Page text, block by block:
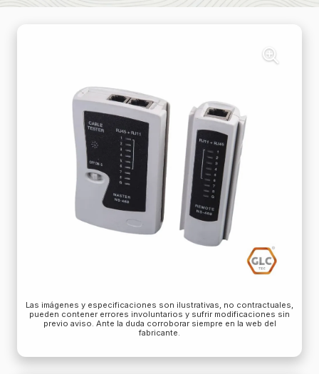
Las imágenes y especificaciones son ilustrativas, no contractuales,
pueden contener errores involuntarios y sufrir modificaciones sin
previo aviso. Ante la duda corroborar siempre en la web del
fabricante.